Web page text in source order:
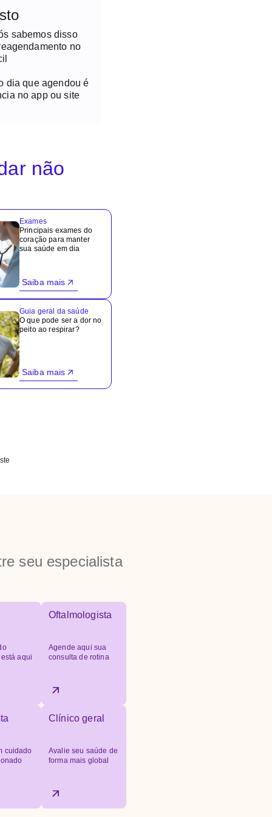
sabemos disso
no
dia que agendou é
no app ou site
não
Exames
Principais exames do
coração para manter
sua saúde em dia
Saiba mais
Guia geral da saúde
O que pode ser a dor no
peito ao respirar?
Saiba mais
seu especialista
aqui
Oftalmologista
Agende aqui sua
consulta de rotina
cuidado
Clínico geral
Avalie seu saúde de
forma mais global